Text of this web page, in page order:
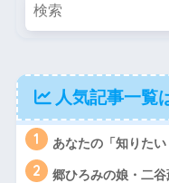
人気記事一覧
1 あなたの「知りたい
2
郷ひろみの娘・二